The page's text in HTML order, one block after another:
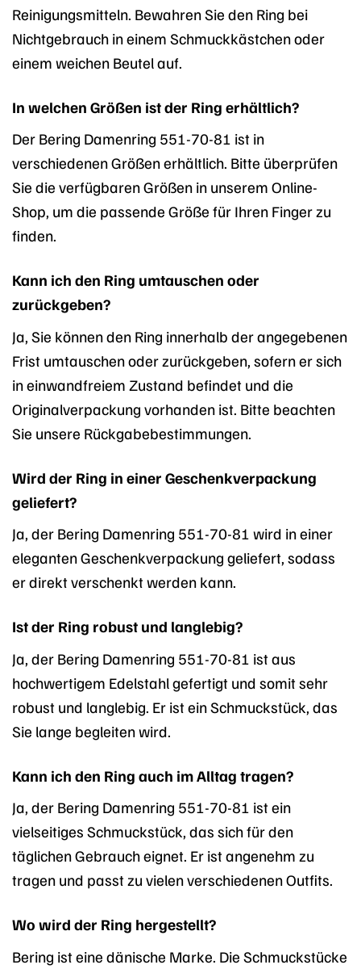
Reinigungsmitteln. Bewahren Sie den Ring bei
Nichtgebrauch in einem Schmuckkästchen oder
einem weichen Beutel auf.
In welchen Größen ist der Ring erhältlich?
Der Bering Damenring 551-70-81 ist in
verschiedenen Größen erhältlich. Bitte überprüfen
Sie die verfügbaren Größen in unserem Online-
Shop, um die passende Größe für Ihren Finger zu
finden.
Kann ich den Ring umtauschen oder
zurückgeben?
Ja, Sie können den Ring innerhalb der angegebenen
Frist umtauschen oder zurückgeben, sofern er sich
in einwandfreiem Zustand befindet und die
Originalverpackung vorhanden ist. Bitte beachten
Sie unsere Rückgabebestimmungen.
Wird der Ring in einer Geschenkverpackung
geliefert?
Ja, der Bering Damenring 551-70-81 wird in einer
eleganten Geschenkverpackung geliefert, sodass
er direkt verschenkt werden kann.
Ist der Ring robust und langlebig?
Ja, der Bering Damenring 551-70-81 ist aus
hochwertigem Edelstahl gefertigt und somit sehr
robust und langlebig. Er ist ein Schmuckstück, das
Sie lange begleiten wird.
Kann ich den Ring auch im Alltag tragen?
Ja, der Bering Damenring 551-70-81 ist ein
vielseitiges Schmuckstück, das sich für den
täglichen Gebrauch eignet. Er ist angenehm zu
tragen und passt zu vielen verschiedenen Outfits.
Wo wird der Ring hergestellt?
Bering ist eine dänische Marke. Die Schmuckstücke